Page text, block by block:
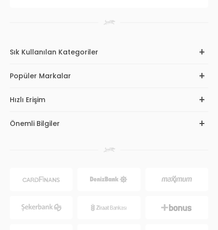
Sık Kullanılan Kategoriler
Popüler Markalar
Hızlı Erişim
Önemli Bilgiler